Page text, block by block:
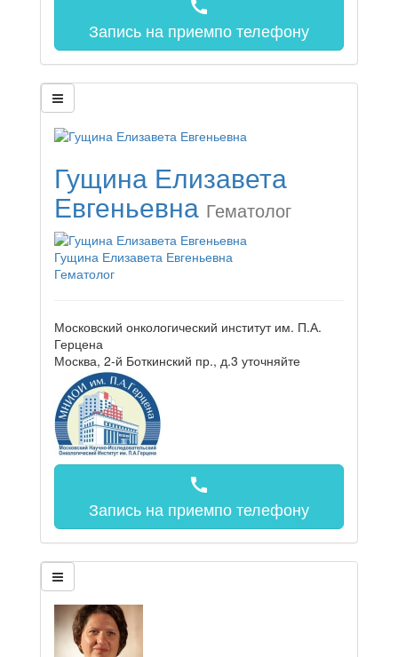
call
Запись на приемпо телефону
Гущина Елизавета
Евгеньевна Гематолог
Гущина Елизавета Евгеньевна
Гематолог
Московский онкологический институт им. П.А.
Герцена
Москва, 2-й Боткинский пр., д.3 уточняйте
call
Запись на приемпо телефону